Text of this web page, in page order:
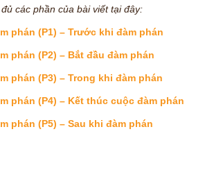
các phần của bài viết tại đây:
phán (P1) – Trước khi đàm phán
phán (P2) – Bắt đầu đàm phán
phán (P3) – Trong khi đàm phán
phán (P4) – Kết thúc cuộc đàm phán
phán (P5) – Sau khi đàm phán